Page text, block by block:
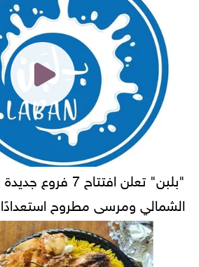
"بلبن" تعلن افتتاح
الشمالي ومرسى مطروح استعدادًا